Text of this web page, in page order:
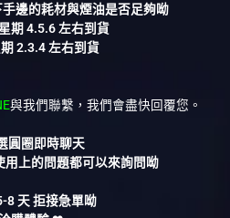
邊的耗材與煙油是否足夠呦
期 4.5.6 左右到貨
2.3.4 左右到貨
與我們聯繫，我們會盡快回覆您。
圓圈即時聊天
用上的問題都可以來詢問呦
8 天 拒接急單呦